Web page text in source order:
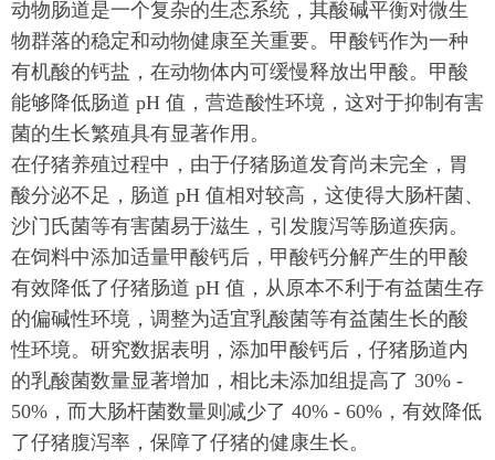
动物肠道是一个复杂的生态系统，其酸碱平衡对微生
物群落的稳定和动物健康至关重要。甲酸钙作为一种
有机酸的钙盐，在动物体内可缓慢释放出甲酸。甲酸
能够降低肠道 pH 值，营造酸性环境，这对于抑制有害
菌的生长繁殖具有显著作用。
在仔猪养殖过程中，由于仔猪肠道发育尚未完全，胃
酸分泌不足，肠道 pH 值相对较高，这使得大肠杆菌、
沙门氏菌等有害菌易于滋生，引发腹泻等肠道疾病。
在饲料中添加适量甲酸钙后，甲酸钙分解产生的甲酸
有效降低了仔猪肠道 pH 值，从原本不利于有益菌生存
的偏碱性环境，调整为适宜乳酸菌等有益菌生长的酸
性环境。研究数据表明，添加甲酸钙后，仔猪肠道内
的乳酸菌数量显著增加，相比未添加组提高了 30% -
50%，而大肠杆菌数量则减少了 40% - 60%，有效降低
了仔猪腹泻率，保障了仔猪的健康生长。